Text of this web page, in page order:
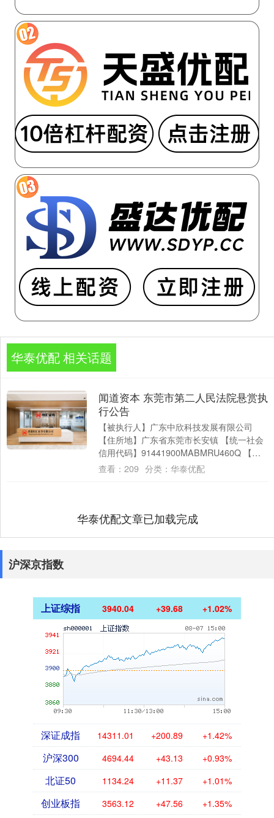
华泰优配 相关话题
闻道资本 东莞市第二人民法院悬赏执
行公告
【被执行人】广东中欣科技发展有限公司
【住所地】广东省东莞市长安镇 【统一社会
信用代码】91441900MABMRU460Q 【被
执行人】陈敬武 【住所地】江西....
查看： 209 分类： 华泰优配
华泰优配文章已加载完成
沪深京指数
上证综指 3940.04 +39.68 +1.02%
深证成指 14311.01 +200.89 +1.42%
沪深300 4694.44 +43.13 +0.93%
北证50 1134.24 +11.37 +1.01%
创业板指 3563.12 +47.56 +1.35%